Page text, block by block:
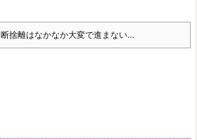
断捨離はなかなか大変で進まない…